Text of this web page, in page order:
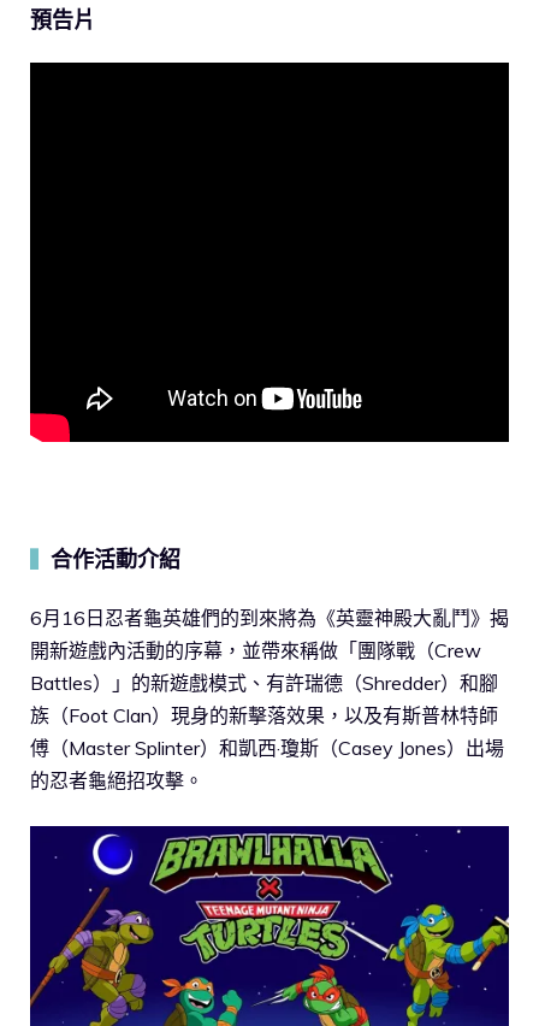
預告片
合作活動介紹
6月16日忍者龜英雄們的到來將為《英靈神殿大亂鬥》揭
開新遊戲內活動的序幕，並帶來稱做「團隊戰（Crew
Battles）」的新遊戲模式、有許瑞德（Shredder）和腳
族（Foot Clan）現身的新擊落效果，以及有斯普林特師
傅（Master Splinter）和凱西·瓊斯（Casey Jones）出場
的忍者龜絕招攻擊。